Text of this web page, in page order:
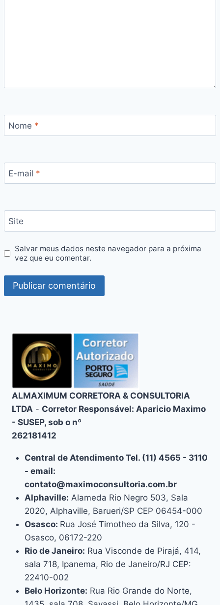
Nome *
E-mail *
Site
Salvar meus dados neste navegador para a próxima
vez que eu comentar.
ALMAXIMUM CORRETORA & CONSULTORIA
LTDA - Corretor Responsável: Aparicio Maximo
- SUSEP, sob o nº
262181412
Central de Atendimento Tel. (11) 4565 - 3110
- email:
contato@maximoconsultoria.com.br
Alphaville: Alameda Rio Negro 503, Sala
2020, Alphaville, Barueri/SP CEP 06454-000
Osasco: Rua José Timotheo da Silva, 120 -
Osasco, 06172-220
Rio de Janeiro: Rua Visconde de Pirajá, 414,
sala 718, Ipanema, Rio de Janeiro/RJ CEP:
22410-002
Belo Horizonte: Rua Rio Grande do Norte,